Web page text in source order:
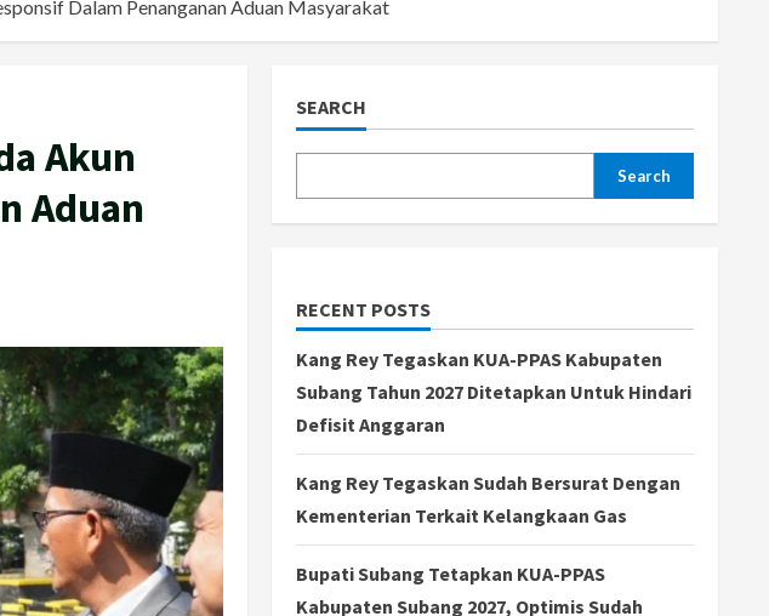
Dalam Penanganan Aduan Masyarakat
Akun
Aduan
SEARCH
Search
RECENT POSTS
Kang Rey Tegaskan KUA-PPAS Kabupaten
Subang Tahun 2027 Ditetapkan Untuk Hindari
Defisit Anggaran
Kang Rey Tegaskan Sudah Bersurat Dengan
Kementerian Terkait Kelangkaan Gas
Bupati Subang Tetapkan KUA-PPAS
Kabupaten Subang 2027, Optimis Sudah